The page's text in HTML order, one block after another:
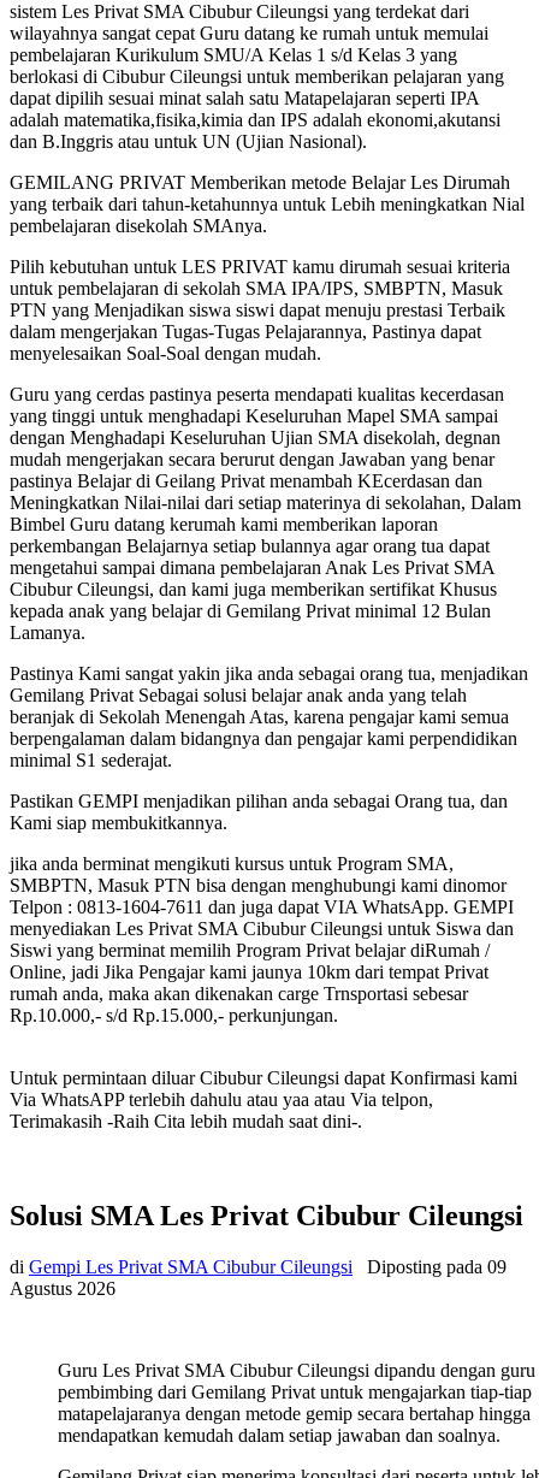
sistem Les Privat SMA Cibubur Cileungsi yang terdekat dari
wilayahnya sangat cepat Guru datang ke rumah untuk memulai
pembelajaran Kurikulum SMU/A Kelas 1 s/d Kelas 3 yang
berlokasi di Cibubur Cileungsi untuk memberikan pelajaran yang
dapat dipilih sesuai minat salah satu Matapelajaran seperti IPA
adalah matematika,fisika,kimia dan IPS adalah ekonomi,akutansi
dan B.Inggris atau untuk UN (Ujian Nasional).
GEMILANG PRIVAT Memberikan metode Belajar Les Dirumah
yang terbaik dari tahun-ketahunnya untuk Lebih meningkatkan Nial
pembelajaran disekolah SMAnya.
Pilih kebutuhan untuk LES PRIVAT kamu dirumah sesuai kriteria
untuk pembelajaran di sekolah SMA IPA/IPS, SMBPTN, Masuk
PTN yang Menjadikan siswa siswi dapat menuju prestasi Terbaik
dalam mengerjakan Tugas-Tugas Pelajarannya, Pastinya dapat
menyelesaikan Soal-Soal dengan mudah.
Guru yang cerdas pastinya peserta mendapati kualitas kecerdasan
yang tinggi untuk menghadapi Keseluruhan Mapel SMA sampai
dengan Menghadapi Keseluruhan Ujian SMA disekolah, degnan
mudah mengerjakan secara berurut dengan Jawaban yang benar
pastinya Belajar di Geilang Privat menambah KEcerdasan dan
Meningkatkan Nilai-nilai dari setiap materinya di sekolahan, Dalam
Bimbel Guru datang kerumah kami memberikan laporan
perkembangan Belajarnya setiap bulannya agar orang tua dapat
mengetahui sampai dimana pembelajaran Anak Les Privat SMA
Cibubur Cileungsi, dan kami juga memberikan sertifikat Khusus
kepada anak yang belajar di Gemilang Privat minimal 12 Bulan
Lamanya.
Pastinya Kami sangat yakin jika anda sebagai orang tua, menjadikan
Gemilang Privat Sebagai solusi belajar anak anda yang telah
beranjak di Sekolah Menengah Atas, karena pengajar kami semua
berpengalaman dalam bidangnya dan pengajar kami perpendidikan
minimal S1 sederajat.
Pastikan GEMPI menjadikan pilihan anda sebagai Orang tua, dan
Kami siap membukitkannya.
jika anda berminat mengikuti kursus untuk Program SMA,
SMBPTN, Masuk PTN bisa dengan menghubungi kami dinomor
Telpon : 0813-1604-7611 dan juga dapat VIA WhatsApp. GEMPI
menyediakan Les Privat SMA Cibubur Cileungsi untuk Siswa dan
Siswi yang berminat memilih Program Privat belajar diRumah /
Online, jadi Jika Pengajar kami jaunya 10km dari tempat Privat
rumah anda, maka akan dikenakan carge Trnsportasi sebesar
Rp.10.000,- s/d Rp.15.000,- perkunjungan.
Untuk permintaan diluar Cibubur Cileungsi dapat Konfirmasi kami
Via WhatsAPP terlebih dahulu atau yaa atau Via telpon,
Terimakasih -Raih Cita lebih mudah saat dini-.
Solusi SMA Les Privat Cibubur Cileungsi
di Gempi Les Privat SMA Cibubur Cileungsi Diposting pada 09
Agustus 2026
Guru Les Privat SMA Cibubur Cileungsi dipandu dengan guru
pembimbing dari Gemilang Privat untuk mengajarkan tiap-tiap
matapelajaranya dengan metode gemip secara bertahap hingga
mendapatkan kemudah dalam setiap jawaban dan soalnya.